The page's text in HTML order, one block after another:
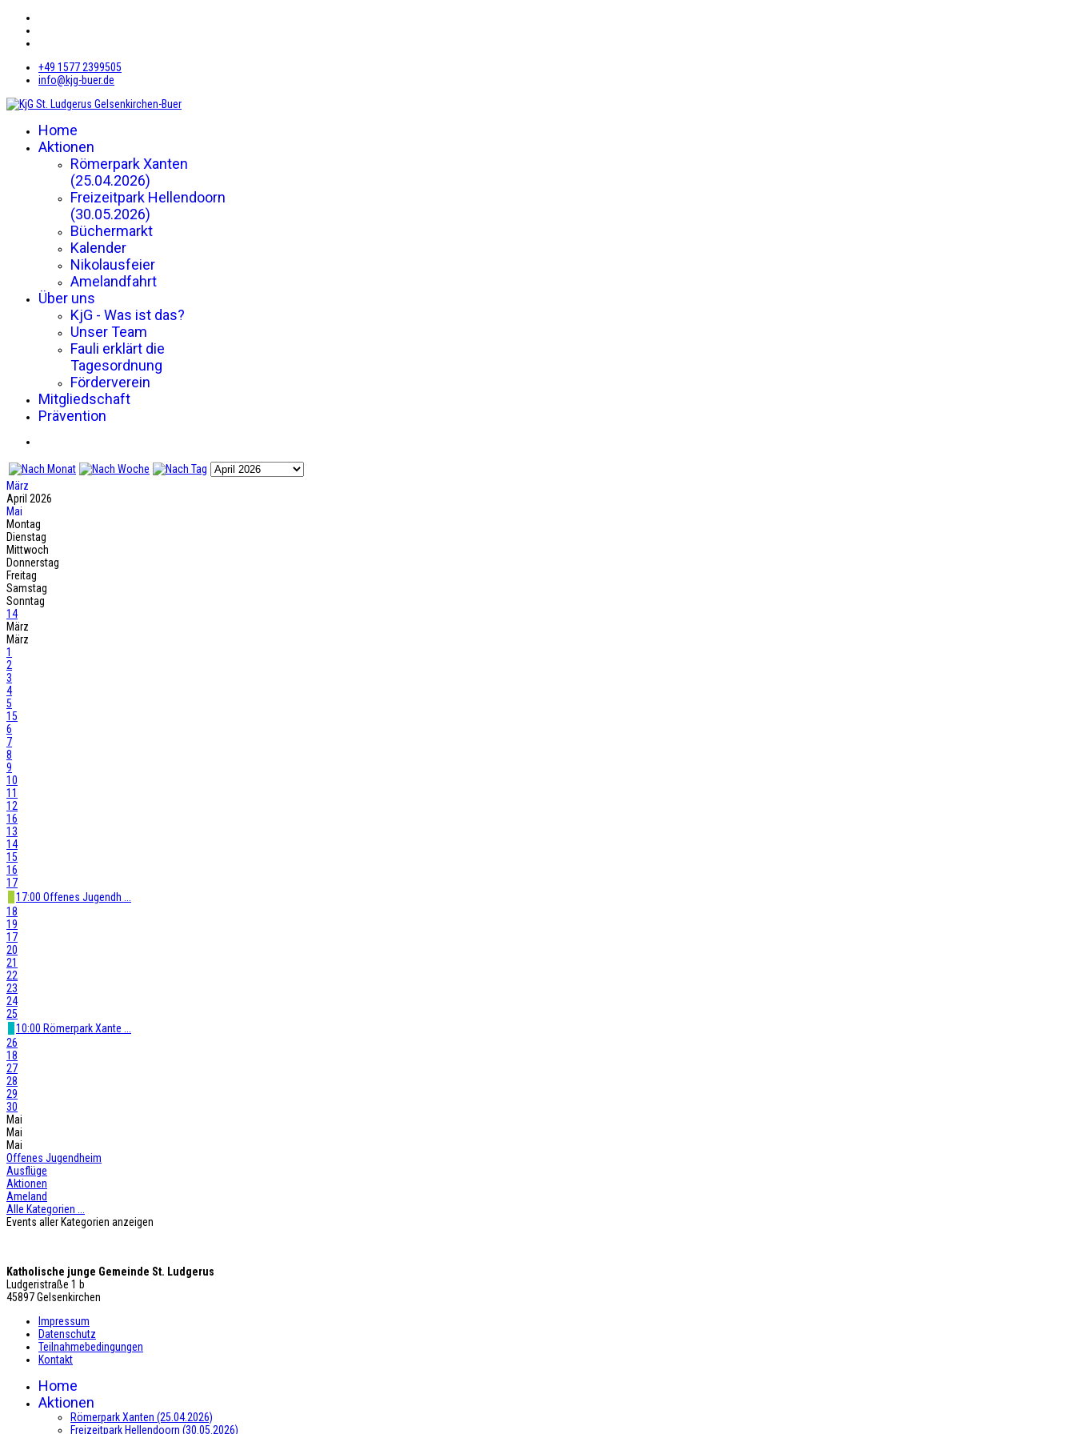
+49 1577 2399505
info@kjg-buer.de
Home
Aktionen
Römerpark Xanten
(25.04.2026)
Freizeitpark Hellendoorn
(30.05.2026)
Büchermarkt
Kalender
Nikolausfeier
Amelandfahrt
Über uns
KjG - Was ist das?
Unser Team
Fauli erklärt die
Tagesordnung
Förderverein
Mitgliedschaft
Prävention
März
April 2026
Mai
Montag
Dienstag
Mittwoch
Donnerstag
Freitag
Samstag
Sonntag
14
März
März
1
2
3
4
5
15
6
7
8
9
10
11
12
16
13
14
15
16
17
17:00 Offenes Jugendh ...
18
19
17
20
21
22
23
24
25
10:00 Römerpark Xante ...
26
18
27
28
29
30
Mai
Mai
Mai
Offenes Jugendheim
Ausflüge
Aktionen
Ameland
Alle Kategorien ...
Events aller Kategorien anzeigen
Katholische junge Gemeinde St. Ludgerus
Ludgeristraße 1 b
45897 Gelsenkirchen
Impressum
Datenschutz
Teilnahmebedingungen
Kontakt
Home
Aktionen
Römerpark Xanten (25.04.2026)
Freizeitpark Hellendoorn (30.05.2026)